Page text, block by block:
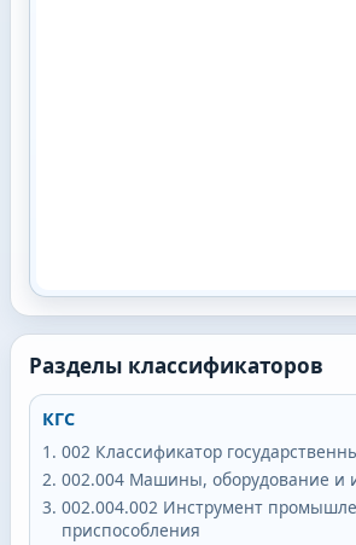
Разделы классификаторов
КГС
002 Классификатор
002.004 Машины, оборудование и
002.004.002 Инструмент
приспособления